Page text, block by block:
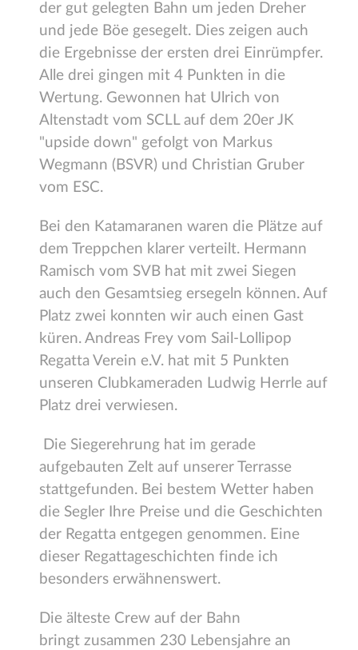
der gut gelegten Bahn um jeden Dreher
und jede Böe gesegelt. Dies zeigen auch
die Ergebnisse der ersten drei Einrümpfer.
Alle drei gingen mit 4 Punkten in die
Wertung. Gewonnen hat Ulrich von
Altenstadt vom SCLL auf dem 20er JK
"upside down" gefolgt von Markus
Wegmann (BSVR) und Christian Gruber
vom ESC.
Bei den Katamaranen waren die Plätze auf
dem Treppchen klarer verteilt. Hermann
Ramisch vom SVB hat mit zwei Siegen
auch den Gesamtsieg ersegeln können. Auf
Platz zwei konnten wir auch einen Gast
küren. Andreas Frey vom Sail-Lollipop
Regatta Verein e.V. hat mit 5 Punkten
unseren Clubkameraden Ludwig Herrle auf
Platz drei verwiesen.
Die Siegerehrung hat im gerade
aufgebauten Zelt auf unserer Terrasse
stattgefunden. Bei bestem Wetter haben
die Segler Ihre Preise und die Geschichten
der Regatta entgegen genommen. Eine
dieser Regattageschichten finde ich
besonders erwähnenswert.
Die älteste Crew auf der Bahn
bringt zusammen 230 Lebensjahre an